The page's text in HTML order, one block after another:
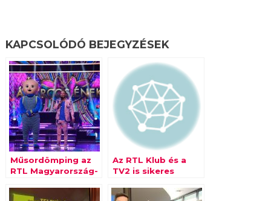
KAPCSOLÓDÓ BEJEGYZÉSEK
Műsordömping az
RTL Magyarország-
Az RTL Klub és a
TV2 is sikeres